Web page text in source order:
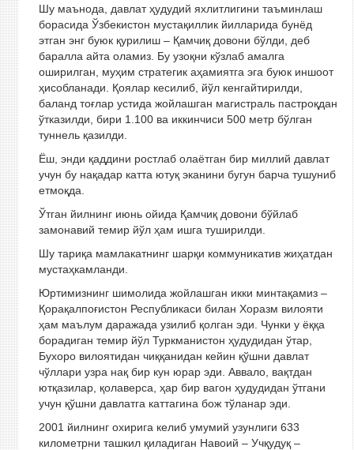
Шу маънода, давлат ҳудудий яхлитлигини таъминлаш
борасида Ўзбекистон мустақиллик йилларида бунёд
этган энг буюк қурилиш – Қамчиқ довони бўлди, деб
баралла айта оламиз. Бу узоқни кўзлаб амалга
оширилган, муҳим стратегик аҳамиятга эга буюк иншоот
ҳисобланади. Қоялар кесилиб, йўл кенгайтирилди,
баланд тоғлар устида жойлашган магистраль пастроқдан
ўтказилди, бири 1.100 ва иккинчиси 500 метр бўлган
туннель қазилди.
Ёш, энди қаддини ростлаб олаётган бир миллий давлат
учун бу нақадар катта ютуқ эканини бугун барча тушуниб
етмоқда.
Ўтган йилнинг июнь ойида Қамчиқ довони бўйлаб
замонавий темир йўл ҳам ишга туширилди.
Шу тариқа мамлакатнинг шарқи коммуникатив жиҳатдан
мустаҳкамланди.
Юртимизнинг шимолида жойлашган икки минтақамиз –
Қорақалпоғистон Республикаси билан Хоразм вилояти
ҳам маълум даражада узилиб қолган эди. Чунки у ёққа
борадиган темир йўл Туркманистон ҳудудидан ўтар,
Бухоро вилоятидан чиққанидан кейин қўшни давлат
чўллари узра нақ бир кун юрар эди. Аввало, вақтдан
ютқазилар, қолаверса, ҳар бир вагон ҳудудидан ўтгани
учун қўшни давлатга каттагина бож тўланар эди.
2001 йилнинг охирига келиб умумий узунлиги 633
километрни ташкил қиладиган Навоий – Учқудуқ –